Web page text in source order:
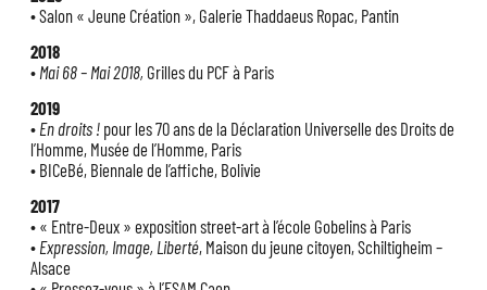
• Salon « Jeune Création », Galerie Thaddaeus Ropac, Pantin
2018
• Mai 68 – Mai 2018, Grilles du PCF à Paris
2019
• En droits ! pour les 70 ans de la Déclaration Universelle des Droits de
l’Homme, Musée de l’Homme, Paris
• BICeBé, Biennale de l’affiche, Bolivie
2017
• « Entre-Deux » exposition street-art à l’école Gobelins à Paris
• Expression, Image, Liberté, Maison du jeune citoyen, Schiltigheim –
Alsace